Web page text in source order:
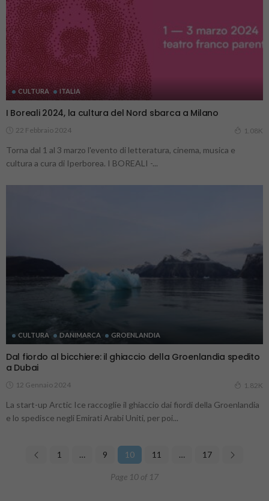
CULTURA ITALIA
I Boreali 2024, la cultura del Nord sbarca a Milano
22 Febbraio 2024 1.08K
Torna dal 1 al 3 marzo l'evento di letteratura, cinema, musica e
cultura a cura di Iperborea. I BOREALI -...
CULTURA DANIMARCA GROENLANDIA
Dal fiordo al bicchiere: il ghiaccio della Groenlandia spedito
a Dubai
12 Gennaio 2024 1.82K
La start-up Arctic Ice raccoglie il ghiaccio dai fiordi della Groenlandia
e lo spedisce negli Emirati Arabi Uniti, per poi...
1 … 9 10 11 … 17
Page 10 of 17